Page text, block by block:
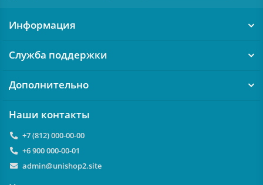
Информация
Служба поддержки
Дополнительно
Наши контакты
+7 (812) 000-00-00
+6 900 000-00-01
admin@unishop2.site